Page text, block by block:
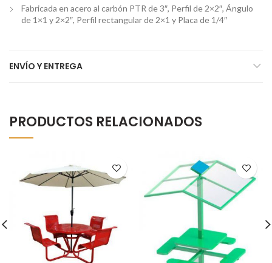
Fabricada en acero al carbón PTR de 3″, Perfil de 2×2″, Ángulo
de 1×1 y 2×2″, Perfil rectangular de 2×1 y Placa de 1/4″
ENVÍO Y ENTREGA
PRODUCTOS RELACIONADOS